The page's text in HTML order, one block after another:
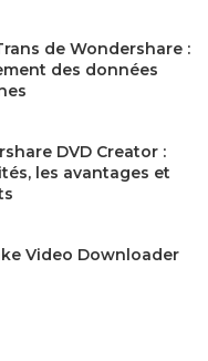
de Wondershare :
des données
DVD Creator :
les avantages et
Video Downloader